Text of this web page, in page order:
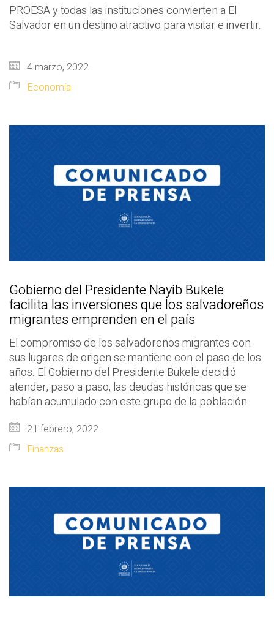
PROESA y todas las instituciones convierten a El
Salvador en un destino atractivo para visitar e invertir.
4 marzo, 2022
Economía
Gobierno del Presidente Nayib Bukele
facilita las inversiones que los salvadoreños
migrantes emprenden en el país
El compromiso de los salvadoreños migrantes con
sus lugares de origen se mantiene con el paso de los
años. El Gobierno del Presidente Bukele decidió
atender, paso a paso, las deudas históricas que se
habían acumulado con este grupo de la población.
21 febrero, 2022
Finanzas